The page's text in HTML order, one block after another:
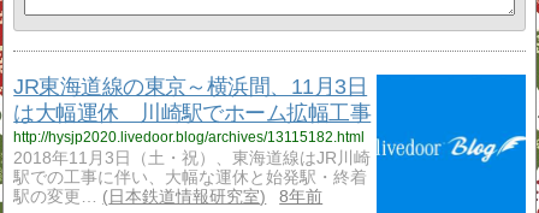
JR東海道線の東京～横浜間、11月3日
は大幅運休 川崎駅でホーム拡幅工事
http://hysjp2020.livedoor.blog/archives/13115182.html
2018年11月3日（土・祝）、東海道線はJR川崎
駅での工事に伴い、大幅な運休と始発駅・終着
駅の変更…
日本鉄道情報研究室
8年前